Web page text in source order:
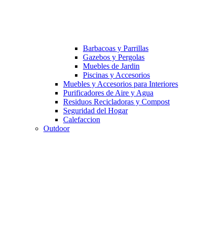
Barbacoas y Parrillas
Gazebos y Pergolas
Muebles de Jardin
Piscinas y Accesorios
Muebles y Accesorios para Interiores
Purificadores de Aire y Agua
Residuos Recicladoras y Compost
Seguridad del Hogar
Calefaccion
Outdoor